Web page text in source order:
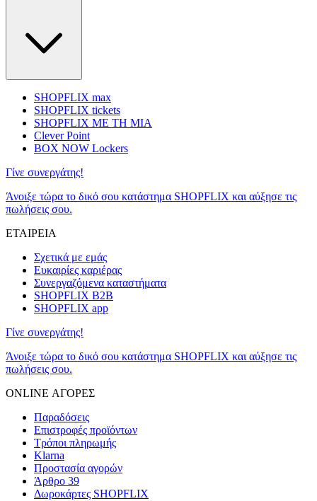
SHOPFLIX max
SHOPFLIX tickets
SHOPFLIX ΜΕ ΤΗ ΜΙΑ
Clever Point
BOX NOW Lockers
Γίνε συνεργάτης!
Άνοιξε τώρα το δικό σου κατάστημα SHOPFLIX και αύξησε τις
πωλήσεις σου.
ΕΤΑΙΡΕΙΑ
Σχετικά με εμάς
Ευκαιρίες καριέρας
Συνεργαζόμενα καταστήματα
SHOPFLIX B2B
SHOPFLIX app
Γίνε συνεργάτης!
Άνοιξε τώρα το δικό σου κατάστημα SHOPFLIX και αύξησε τις
πωλήσεις σου.
ONLINE ΑΓΟΡΕΣ
Παραδόσεις
Επιστροφές προϊόντων
Τρόποι πληρωμής
Klarna
Προστασία αγορών
Άρθρο 39
Δωροκάρτες SHOPFLIX